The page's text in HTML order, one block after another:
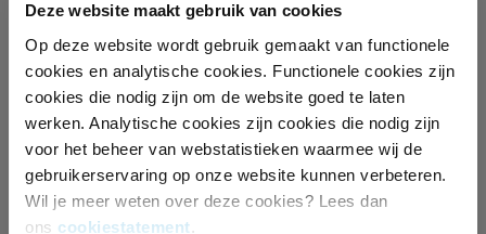
Deze website maakt gebruik van cookies
Op deze website wordt gebruik gemaakt van functionele
cookies en analytische cookies. Functionele cookies zijn
cookies die nodig zijn om de website goed te laten
werken. Analytische cookies zijn cookies die nodig zijn
voor het beheer van webstatistieken waarmee wij de
gebruikerservaring op onze website kunnen verbeteren.
Wil je meer weten over deze cookies? Lees dan
ons cookiestatement.
kostenefficiënt zijn. Niet alleen omdat de CPM vaak
scherp is, maar vooral door de aandacht die ze
krijgen, de herhaling van de boodschap en de
betrouwbare context waarin je adverteert. Deze
eigenschappen, in combinatie met het vertrouwen in
de publieke omgeving, zorgt voor een effectieve
campagne die een groot publiek bereikt. Door radio,